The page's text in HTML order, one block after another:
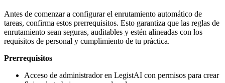
Antes de comenzar a configurar el enrutamiento automático de
tareas, confirma estos prerrequisitos. Esto garantiza que las reglas de
enrutamiento sean seguras, auditables y estén alineadas con los
requisitos de personal y cumplimiento de tu práctica.
Prerrequisitos
Acceso de administrador en LegistAI con permisos para crear